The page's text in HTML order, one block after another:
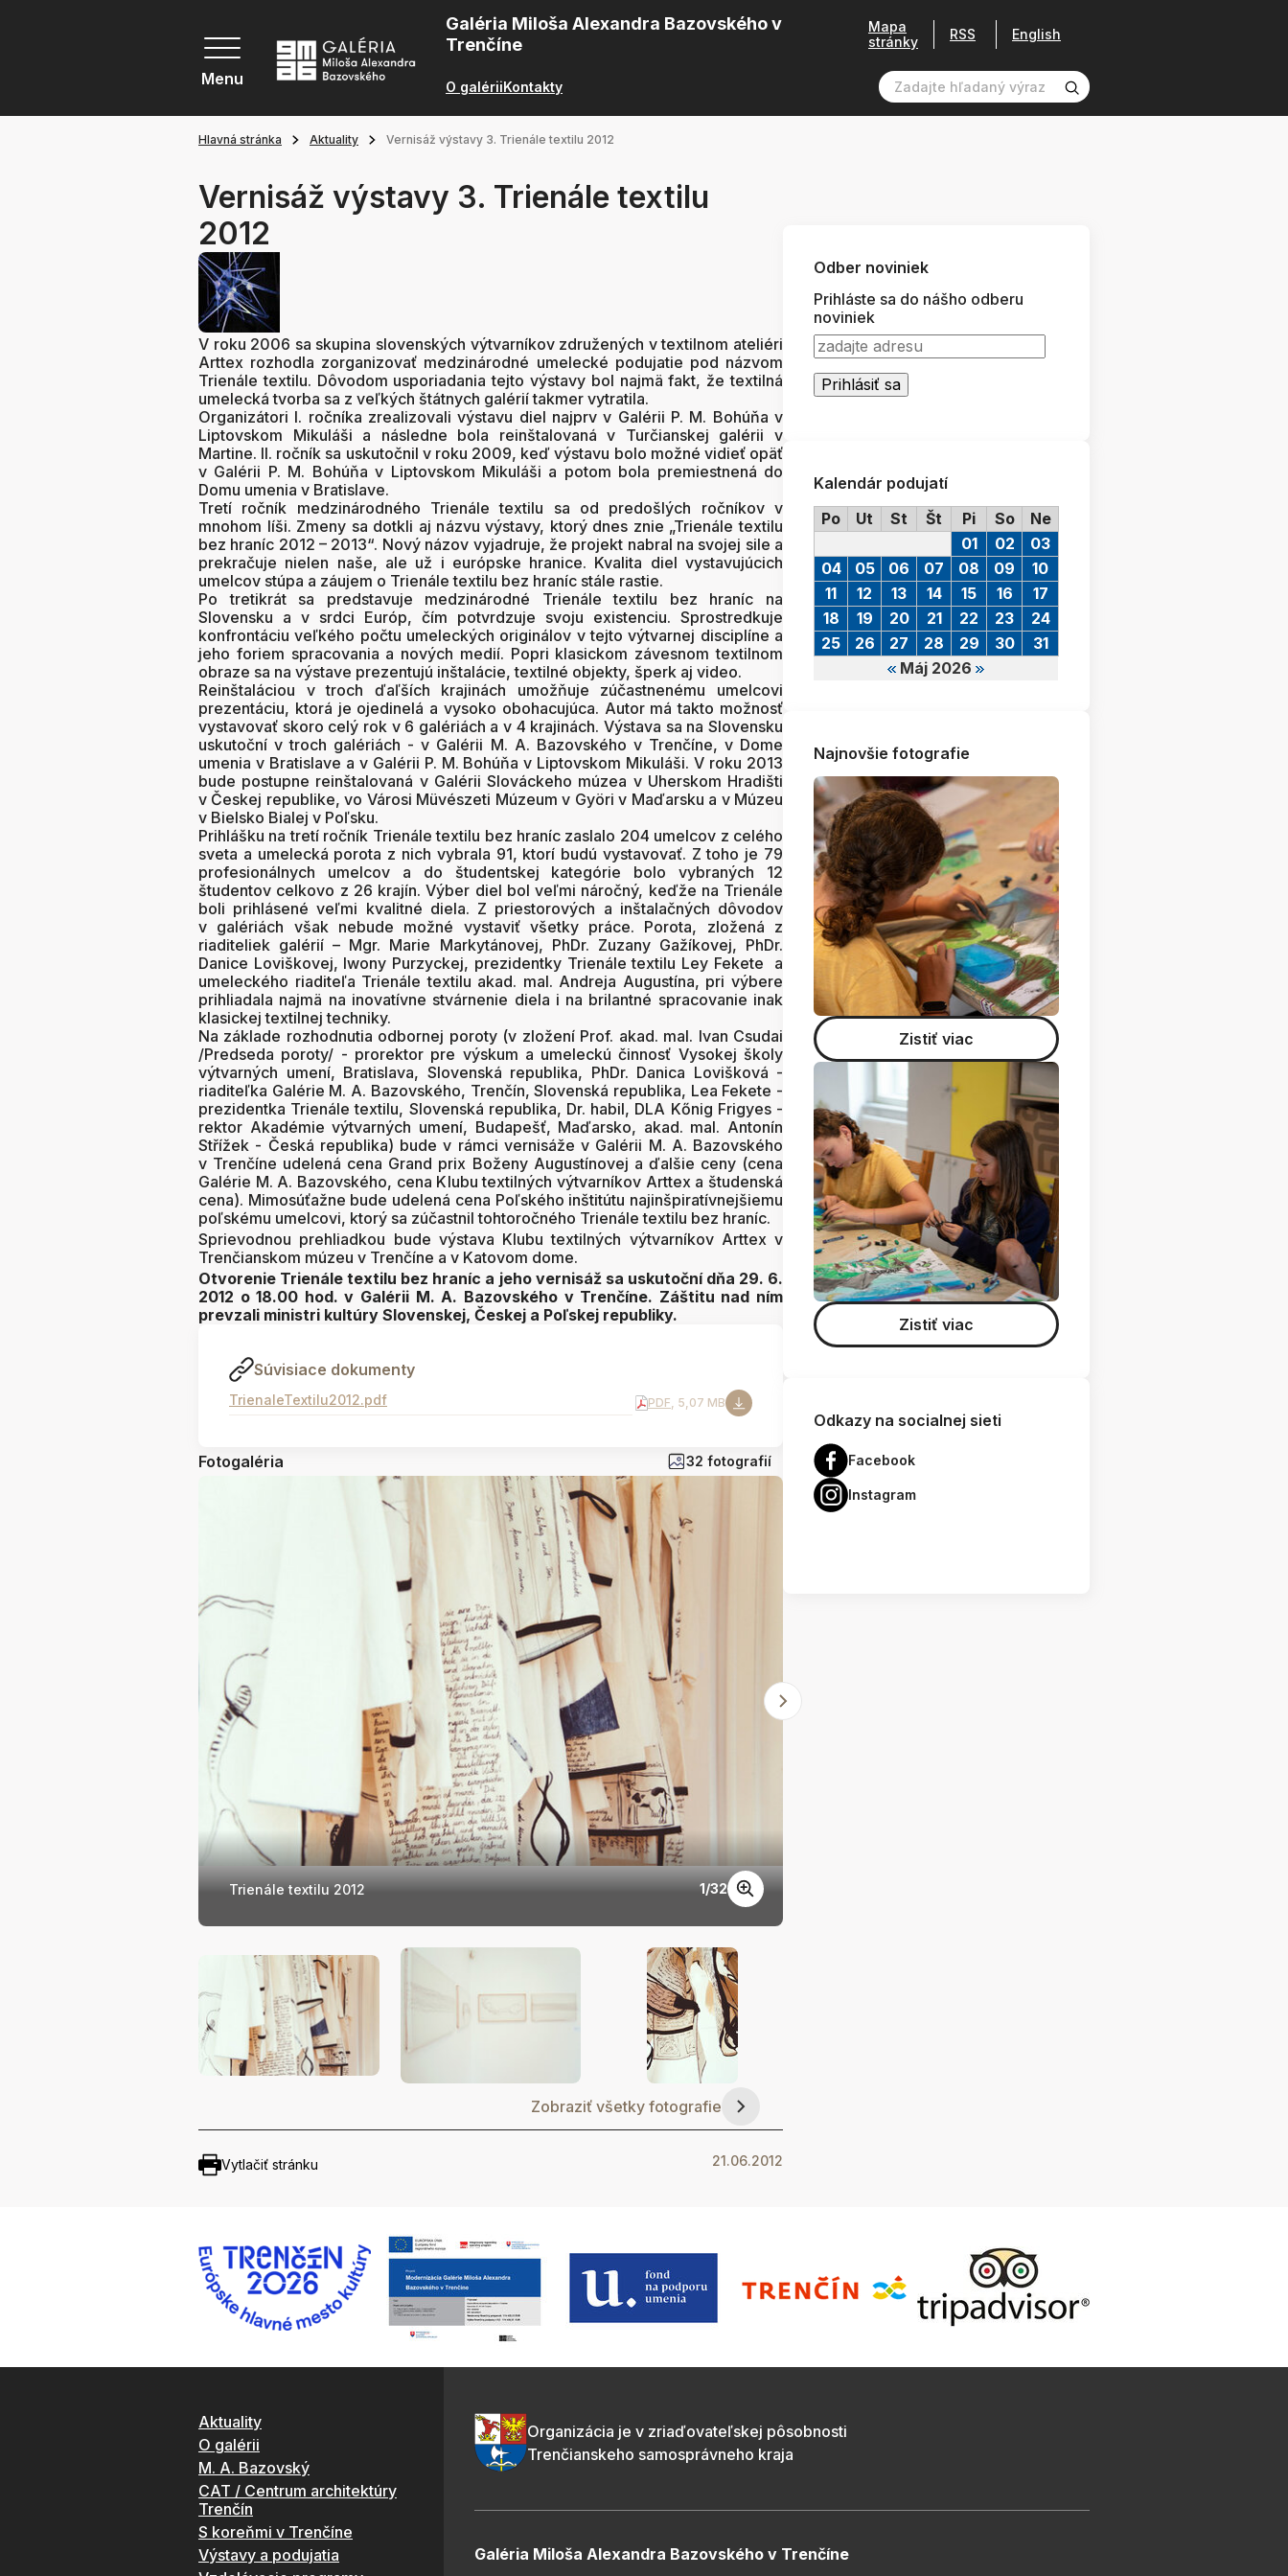
Menu
Galéria Miloša Alexandra Bazovského v
Trenčíne
O galériiKontakty
Mapa
stránky
RSS English
Hlavná stránka Aktuality Vernisáž výstavy 3. Trienále textilu 2012
Vernisáž výstavy 3. Trienále textilu
2012
V roku 2006 sa skupina slovenských výtvarníkov združených v textilnom ateliéri
Arttex rozhodla zorganizovať medzinárodné umelecké podujatie pod názvom
Trienále textilu. Dôvodom usporiadania tejto výstavy bol najmä fakt, že textilná
umelecká tvorba sa z veľkých štátnych galérií takmer vytratila.
Organizátori I. ročníka zrealizovali výstavu diel najprv v Galérii P. M. Bohúňa v
Liptovskom Mikuláši a následne bola reinštalovaná v Turčianskej galérii v
Martine. II. ročník sa uskutočnil v roku 2009, keď výstavu bolo možné vidieť opäť
v Galérii P. M. Bohúňa v Liptovskom Mikuláši a potom bola premiestnená do
Domu umenia v Bratislave.
Tretí ročník medzinárodného Trienále textilu sa od predošlých ročníkov v
mnohom líši. Zmeny sa dotkli aj názvu výstavy, ktorý dnes znie „Trienále textilu
bez hraníc 2012 – 2013“. Nový názov vyjadruje, že projekt nabral na svojej sile a
prekračuje nielen naše, ale už i európske hranice. Kvalita diel vystavujúcich
umelcov stúpa a záujem o Trienále textilu bez hraníc stále rastie.
Po tretikrát sa predstavuje medzinárodné Trienále textilu bez hraníc na
Slovensku a v srdci Európ, čím potvrdzuje svoju existenciu. Sprostredkuje
konfrontáciu veľkého počtu umeleckých originálov v tejto výtvarnej disciplíne a
jeho foriem spracovania a nových medií. Popri klasickom závesnom textilnom
obraze sa na výstave prezentujú inštalácie, textilné objekty, šperk aj video.
Reinštaláciou v troch ďaľších krajinách umožňuje zúčastnenému umelcovi
prezentáciu, ktorá je ojedinelá a vysoko obohacujúca. Autor má takto možnosť
vystavovať skoro celý rok v 6 galériách a v 4 krajinách. Výstava sa na Slovensku
uskutoční v troch galériách - v Galérii M. A. Bazovského v Trenčíne, v Dome
umenia v Bratislave a v Galérii P. M. Bohúňa v Liptovskom Mikuláši. V roku 2013
bude postupne reinštalovaná v Galérii Slováckeho múzea v Uherskom Hradišti
v Českej republike, vo Városi Müvészeti Múzeum v Györi v Maďarsku a v Múzeu
v Bielsko Bialej v Poľsku.
Prihlášku na tretí ročník Trienále textilu bez hraníc zaslalo 204 umelcov z celého
sveta a umelecká porota z nich vybrala 91, ktorí budú vystavovať. Z toho je 79
profesionálnych umelcov a do študentskej kategórie bolo vybraných 12
študentov celkovo z 26 krajín. Výber diel bol veľmi náročný, keďže na Trienále
boli prihlásené veľmi kvalitné diela. Z priestorových a inštalačných dôvodov
v galériách však nebude možné vystaviť všetky práce. Porota, zložená z
riaditeliek galérií – Mgr. Marie Markytánovej, PhDr. Zuzany Gažíkovej, PhDr.
Danice Loviškovej, Iwony Purzyckej, prezidentky Trienále textilu Ley Fekete a
umeleckého riaditeľa Trienále textilu akad. mal. Andreja Augustína, pri výbere
prihliadala najmä na inovatívne stvárnenie diela i na brilantné spracovanie inak
klasickej textilnej techniky.
Na základe rozhodnutia odbornej poroty (v zložení Prof. akad. mal. Ivan Csudai
/Predseda poroty/ - prorektor pre výskum a umeleckú činnosť Vysokej školy
výtvarných umení, Bratislava, Slovenská republika, PhDr. Danica Lovišková -
riaditeľka Galérie M. A. Bazovského, Trenčín, Slovenská republika, Lea Fekete -
prezidentka Trienále textilu, Slovenská republika, Dr. habil, DLA Kőnig Frigyes -
rektor Akadémie výtvarných umení, Budapešť, Maďarsko, akad. mal. Antonín
Střížek - Česká republika) bude v rámci vernisáže v Galérii M. A. Bazovského
v Trenčíne udelená cena Grand prix Boženy Augustínovej a ďalšie ceny (cena
Galérie M. A. Bazovského, cena Klubu textilných výtvarníkov Arttex a študenská
cena). Mimosúťažne bude udelená cena Poľského inštitútu najinšpiratívnejšiemu
poľskému umelcovi, ktorý sa zúčastnil tohtoročného Trienále textilu bez hraníc.
Sprievodnou prehliadkou bude výstava Klubu textilných výtvarníkov Arttex v
Trenčianskom múzeu v Trenčíne a v Katovom dome.
Otvorenie Trienále textilu bez hraníc a jeho vernisáž sa uskutoční dňa 29. 6.
2012 o 18.00 hod. v Galérii M. A. Bazovského v Trenčíne. Záštitu nad ním
prevzali ministri kultúry Slovenskej, Českej a Poľskej republiky.
Súvisiace dokumenty
TrienaleTextilu2012.pdf PDF, 5,07 MB
Fotogaléria 32 fotografií
Trienále textilu 2012 1/32
Zobraziť všetky fotografie
Vytlačiť stránku 21.06.2012
Odber noviniek
Prihláste sa do nášho odberu
noviniek
Kalendár podujatí
Po
Ut St Št Pi So Ne
Máj 2026
01 02
03
04
05 06 07 08 09
10
11
12 13 14 15 16
17
18
19 20 21 22 23
24
25
26 27 28 29 30 31
Najnovšie fotografie
Zistiť viac
Zistiť viac
Odkazy na socialnej sieti
Facebook
Instagram
Aktuality
O galérii
M. A. Bazovský
CAT / Centrum architektúry
Trenčín
S koreňmi v Trenčíne
Výstavy a podujatia
Organizácia je v zriaďovateľskej pôsobnosti
Trenčianskeho samosprávneho kraja
Galéria Miloša Alexandra Bazovského v Trenčíne